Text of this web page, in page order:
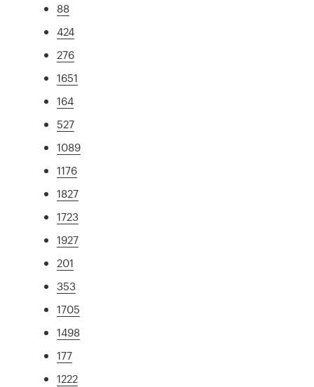
88
424
276
1651
164
527
1089
1176
1827
1723
1927
201
353
1705
1498
177
1222